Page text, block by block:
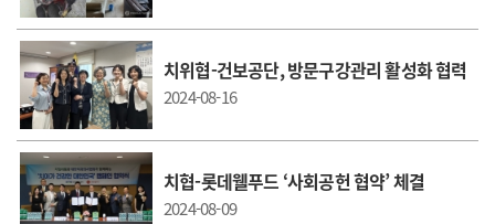
치위협-건보공단, 방문구강관리 활성화 협력
2024-08-16
치협-롯데웰푸드 ‘사회공헌 협약’ 체결
2024-08-09